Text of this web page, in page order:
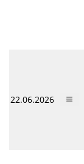
22.06.2026